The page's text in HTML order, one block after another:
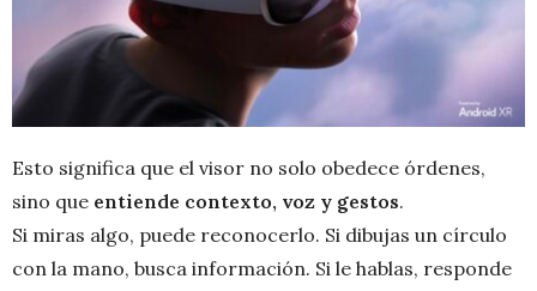
Esto significa que el visor no solo obedece órdenes,
sino que entiende contexto, voz y gestos.
Si miras algo, puede reconocerlo. Si dibujas un círculo
con la mano, busca información. Si le hablas, responde